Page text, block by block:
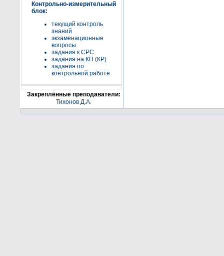
Контрольно-измерительный
блок:
текущий контроль
знаний
экзаменационные
вопросы
задания к СРС
задания на КП (КР)
задания по
контрольной работе
Закреплённые преподаватели:
Тихонов Д.А.